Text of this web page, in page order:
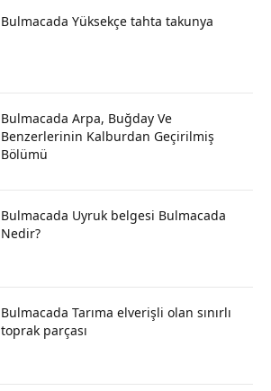
Bulmacada Yüksekçe tahta takunya
Bulmacada Arpa, Buğday Ve
Benzerlerinin Kalburdan Geçirilmiş
Bölümü
Bulmacada Uyruk belgesi Bulmacada
Nedir?
Bulmacada Tarıma elverişli olan sınırlı
toprak parçası